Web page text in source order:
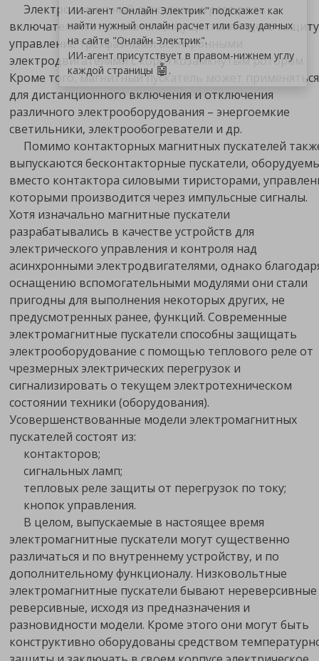
ИИ-агент "Онлайн Электрик" подскажет как
найти нужный онлайн расчет или базу данных
на сайте "Онлайн Электрик".
ИИ-агент присутствует в правом-нижнем углу
каждой страницы 🤖 .
Электромагнитный пускатель играет роль
включателя и отключателя, осуществляющего
управление трехфазными асинхронными
электродвигателями с короткозамкнутым ротором.
Кроме того, магнитный пускатель может применяться
для дистанционного включения и отключения
различного электрооборудования – энергоемкие
светильники, электрообогреватели и др.
Помимо контакторных магнитных пускателей
выпускаются бесконтакторные пускатели,
вместо контактора силовыми тиристорами,
которыми производится через импульсные сигналы.
Хотя изначально магнитные пускатели
разрабатывались в качестве устройств для
электрического управления и контроля над
асинхронными электродвигателями, однако
оснащению вспомогательными модулями они стали
пригодны для выполнения некоторых других, не
предусмотренных ранее, функций. Современные
электромагнитные пускатели способны защищать
электрооборудование с помощью теплового реле от
чрезмерных электрических перегрузок и
сигнализировать о текущем электротехническом
состоянии техники (оборудования).
Усовершенствованные модели электромагнитных
пускателей состоят из:
контакторов;
сигнальных ламп;
тепловых реле защиты от перегрузок по току;
кнопок управления.
В целом, выпускаемые в настоящее время
электромагнитные пускатели могут существенно
различаться и по внутреннему устройству, и по
дополнительному функционалу. Низковольтные
электромагнитные пускатели бывают
реверсивные, исходя из предназначения и
разновидности модели. Кроме этого они могут быть
конструктивно оборудованы средством